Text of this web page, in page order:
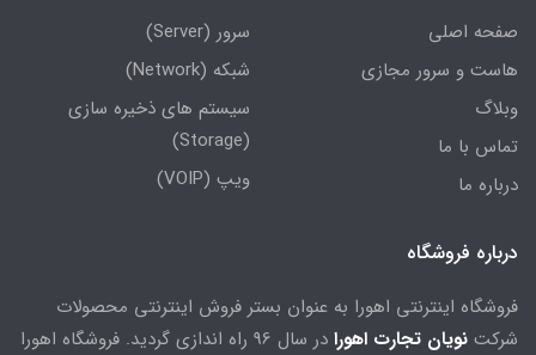
صفحه اصلی
هاست و سرور مجازی
وبلاگ
تماس با ما
درباره ما
سرور (Server)
شبکه (Network)
سیستم های ذخیره سازی
(Storage)
ویپ (VOIP)
درباره فروشگاه
فروشگاه اینترنتی اهورا به عنوان بستر فروش اینترنتی محصولات
شرکت نویان تجارت اهورا
در سال 96 راه اندازی گردید. فروشگاه اهورا